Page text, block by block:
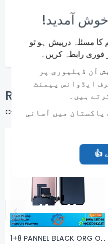
Money back guarantee
Fast and Secure Shipping
Related
Check items to add to the cart
1+8 PANNEL BLACK ORG ONE PLUS 8 LCD SCREAN
!خوش آمدید
مسئلہ درپیش ہو تو
فوری رابطہ کریں۔
آن ڈیلیوری پر
ایڈوانس پیمنٹ
ہیں۔
میں آسانی